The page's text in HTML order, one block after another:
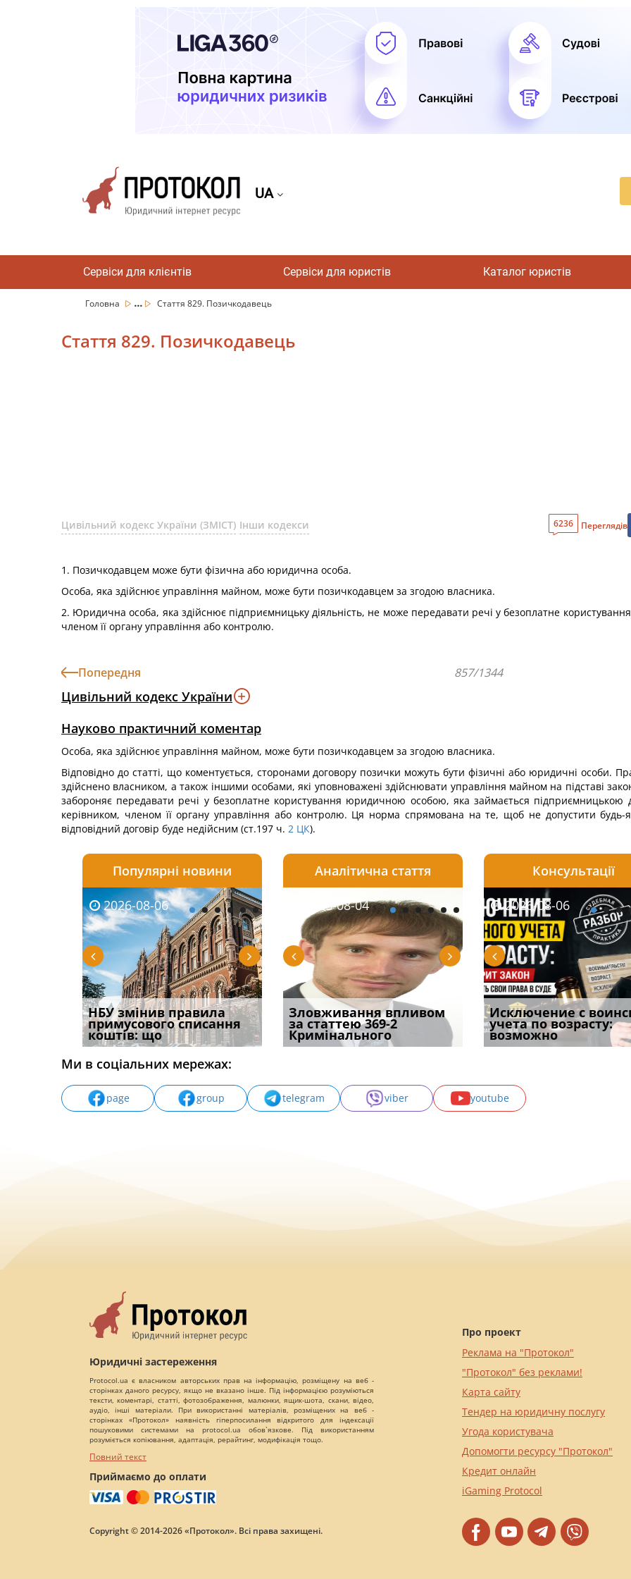
UA
Сервіси для клієнтів Сервіси для юристів Каталог юристів
Головна ... Стаття 829. Позичкодавець
Стаття 829. Позичкодавець
Цивільний кодекс України (ЗМІСТ) Інши кодекси 6236 Переглядів
1. Позичкодавцем може бути фізична або юридична особа.
Особа, яка здійснює управління майном, може бути позичкодавцем за згодою власника.
2. Юридична особа, яка здійснює підприємницьку діяльність, не може передавати речі у безоплатне
членом її органу управління або контролю.
Попередня 857/1344
Цивільний кодекс України
Науково практичний коментар
Особа, яка здійснює управління майном, може бути позичкодавцем за згодою власника.
Відповідно до статті, що коментується, сторонами договору позички можуть бути фізичні або юридичні особи.
здійснено власником, а також іншими особами, які уповноважені здійснювати управління майном на підставі
забороняє передавати речі у безоплатне користування юридичною особою, яка займається підприємницькою
керівником, членом її органу управління або контролю. Ця норма спрямована на те, щоб не допустити
відповідний договір буде недійсним (ст.197 ч. 2 ЦК).
Популярні новини
2026-08-06
НБУ змінив правила
примусового списання
коштів: що
2026-08-06
Якщо суд встановив для
відшкодування шкоди
наявніс
2026-08-06
Документи, на яких не
проставляється
апостиль: пер
Аналітична стаття
2026-08-03
Водії можуть отримати
компенсацію за
незаконні дії
2026-08-04
Зловживання впливом
за статтею 369-2
Кримінального
2026-08-04
Переоформлення
відстрочки за іншою
підставою: нов
Консультації
2026-08-05
Особливості захисту у
кримінальному
провадженні: я
2026-08-06
Исключение с
учета по возрасту:
возможно
2026-07-30
Восьмий ААС
підтвердив, що
може скас
Ми в соціальних мережах:
page group telegram viber youtube
Юридичні застереження
Protocol.ua є власником авторських прав на інформацію, розміщену на веб -
сторінках даного ресурсу, якщо не вказано інше. Під інформацією розуміються
тексти, коментарі, статті, фотозображення, малюнки, ящик-шота, скани, відео,
аудіо, інші матеріали. При використанні матеріалів, розміщених на веб -
сторінках «Протокол» наявність гіперпосилання відкритого для індексації
пошуковими системами на protocol.ua обов`язкове. Під використанням
розуміється копіювання, адаптація, рерайтинг, модифікація тощо.
Повний текст
Приймаємо до оплати
Copyright © 2014-2026 «Протокол». Всі права захищені.
Про проект
Реклама на "Протокол"
"Протокол" без реклами!
Карта сайту
Тендер на юридичну послугу
Угода користувача
Допомогти ресурсу "Протокол"
Кредит онлайн
iGaming Protocol